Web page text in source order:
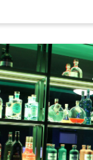
KUUVALGEBAR.EE